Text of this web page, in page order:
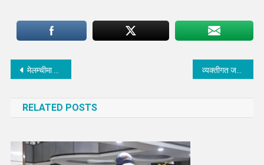
Post
मेलम्चीमा तामाङ भाषामा पढाई हुने
RELATED POSTS